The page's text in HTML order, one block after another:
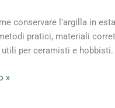
conservare l’argilla in
pratici, materiali
per ceramisti e hobbisti.
»